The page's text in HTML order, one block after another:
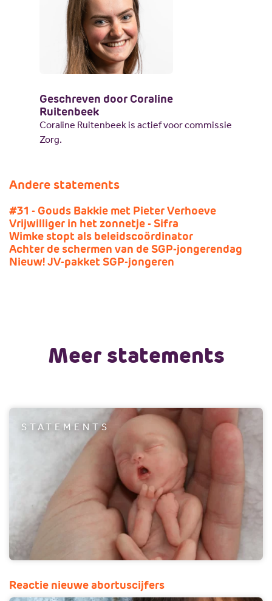
Geschreven door Coraline
Ruitenbeek
Coraline Ruitenbeek is actief voor commissie
Zorg.
Andere statements
#31 - Gouds Bakkie met Pieter Verhoeve
Vrijwilliger in het zonnetje - Sifra
Wimke stopt als beleidscoördinator
Achter de schermen van de SGP-jongerendag
Nieuw! JV-pakket SGP-jongeren
Meer statements
STATEMENTS
Reactie nieuwe abortuscijfers